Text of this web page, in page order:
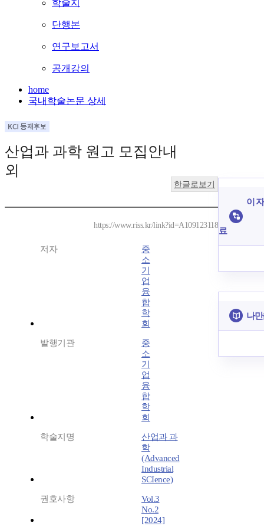
학술지
단행본
연구보고서
공개강의
home
국내학술논문 상세
산업과 과학 원고 모집안내
외
한글로보기
https://www.riss.kr/link?id=A109123118
저자
중
소
기
업
융
합
학
회
발행기관
중
소
기
업
융
합
학
회
학술지명
산업과 과
학
(Advanced
Industrial
SCIence)
권호사항
Vol.3
No.2
[2024]
이
료
나